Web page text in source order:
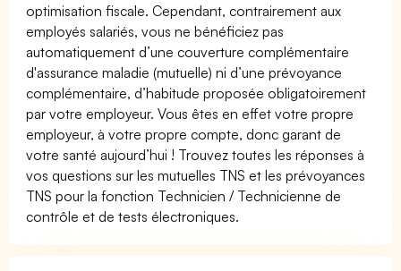
optimisation fiscale. Cependant, contrairement aux
employés salariés, vous ne bénéficiez pas
automatiquement d’une couverture complémentaire
d'assurance maladie (mutuelle) ni d’une prévoyance
complémentaire, d’habitude proposée obligatoirement
par votre employeur. Vous êtes en effet votre propre
employeur, à votre propre compte, donc garant de
votre santé aujourd’hui ! Trouvez toutes les réponses à
vos questions sur les mutuelles TNS et les prévoyances
TNS pour la fonction Technicien / Technicienne de
contrôle et de tests électroniques.